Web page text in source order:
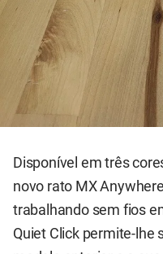
Disponível em três
novo rato MX
trabalhando sem fios
Quiet Click permite-lhe